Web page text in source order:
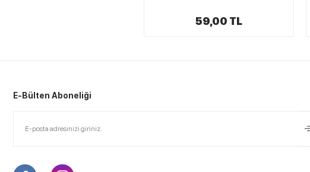
59,00 TL
E-Bülten Aboneliği